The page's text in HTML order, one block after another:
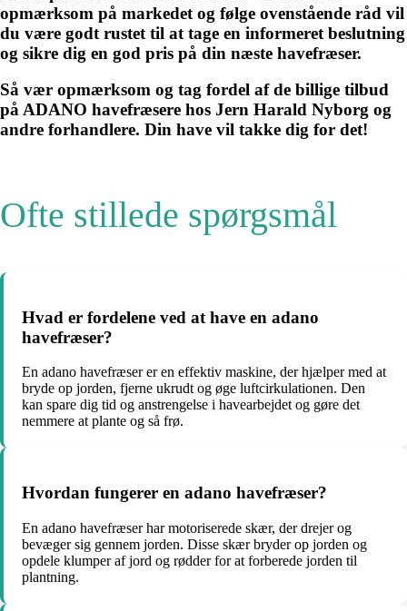
opmærksom på markedet og følge ovenstående råd vil
du være godt rustet til at tage en informeret beslutning
og sikre dig en god pris på din næste havefræser.
Så vær opmærksom og tag fordel af de billige tilbud
på ADANO havefræsere hos Jern Harald Nyborg og
andre forhandlere. Din have vil takke dig for det!
Ofte stillede spørgsmål
Hvad er fordelene ved at have en adano
havefræser?
En adano havefræser er en effektiv maskine, der hjælper med at
bryde op jorden, fjerne ukrudt og øge luftcirkulationen. Den
kan spare dig tid og anstrengelse i havearbejdet og gøre det
nemmere at plante og så frø.
Hvordan fungerer en adano havefræser?
En adano havefræser har motoriserede skær, der drejer og
bevæger sig gennem jorden. Disse skær bryder op jorden og
opdele klumper af jord og rødder for at forberede jorden til
plantning.